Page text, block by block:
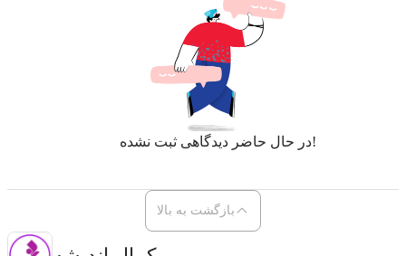
در حال حاضر دیدگاهی ثبت نشده!
بازگشت به بالا